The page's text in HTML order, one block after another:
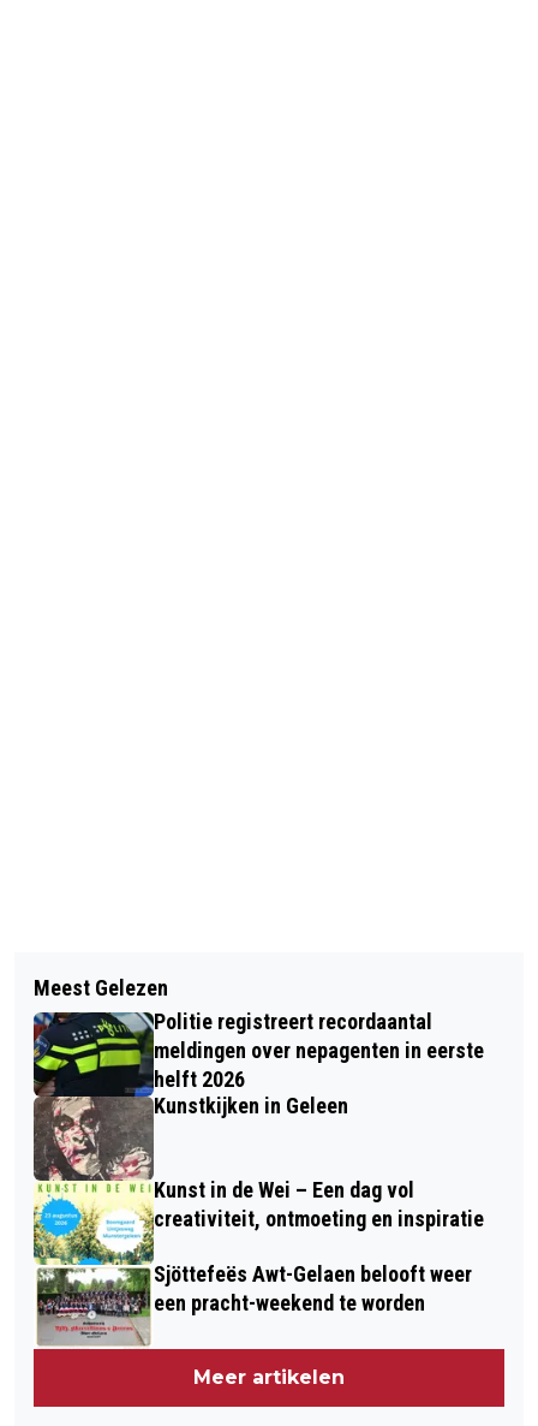
JAARWISSELING ONSTUIMIG MET
WIND, ONWEER EN HAGEL IN HET
WESTEN
VUURWERKDODE NEERITTER: POLITIE
SPREEKT VAN ‘NOODLOTTIG
ONGEVAL’
Meest Gelezen
Politie registreert recordaantal
meldingen over nepagenten in eerste
helft 2026
Kunstkijken in Geleen
Kunst in de Wei – Een dag vol
creativiteit, ontmoeting en inspiratie
Sjöttefeës Awt-Gelaen belooft weer
een pracht-weekend te worden
Meer artikelen